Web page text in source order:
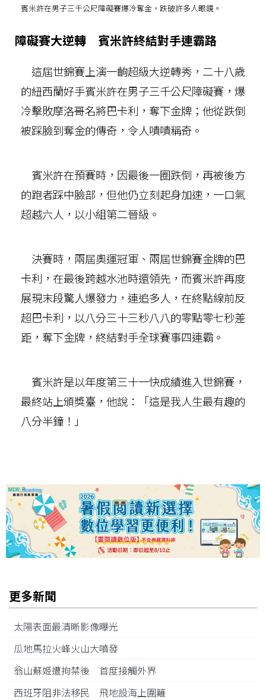
賓米許在男子三千公尺障礙賽爆冷奪金，跌破許多人眼鏡。
障礙賽大逆轉 賓米許終結對手連霸路
這屆世錦賽上演一齣超級大逆轉秀，二十八歲
的紐西蘭好手賓米許在男子三千公尺障礙賽，爆
冷擊敗摩洛哥名將巴卡利，奪下金牌；他從跌倒
被踩臉到奪金的傳奇，令人嘖嘖稱奇。
賓米許在預賽時，因最後一圈跌倒，再被後方
的跑者踩中臉部，但他仍立刻起身加速，一口氣
超越六人，以小組第二晉級。
決賽時，兩屆奧運冠軍、兩屆世錦賽金牌的巴
卡利，在最後跨越水池時還領先，而賓米許再度
展現末段驚人爆發力，連追多人，在終點線前反
超巴卡利，以八分三十三秒八八的零點零七秒差
距，奪下金牌，終結對手全球賽事四連霸。
賓米許是以年度第三十一快成績進入世錦賽，
最終站上頒獎臺，他說：「這是我人生最有趣的
八分半鐘！」
更多新聞
太陽表面最清晰影像曝光
瓜地馬拉火峰火山大噴發
翁山蘇姬遭拘禁後 首度接觸外界
西班牙阻非法移民 飛地設海上圍籬